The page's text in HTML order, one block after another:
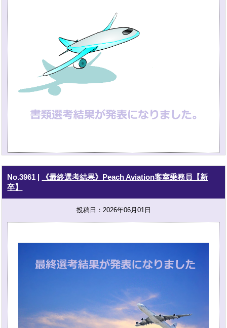
No.3961 |
《最終選考結果》Peach Aviation客室乗務員【新
卒】
投稿日：2026年06月01日